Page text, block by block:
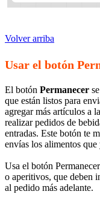
Volver arriba
Usar el botón
El botón Permanecer
que están listos para
agregar más artículos a
realizar pedidos de
entradas. Este botón te
envías los alimentos
Usa el botón
o aperitivos, que deben
al pedido más adelante.